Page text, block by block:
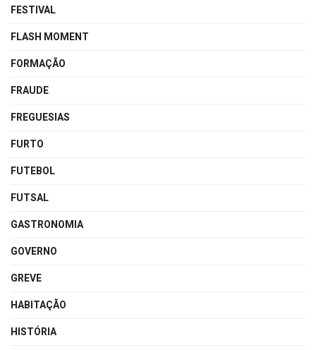
FESTIVAL
FLASH MOMENT
FORMAÇÃO
FRAUDE
FREGUESIAS
FURTO
FUTEBOL
FUTSAL
GASTRONOMIA
GOVERNO
GREVE
HABITAÇÃO
HISTÓRIA